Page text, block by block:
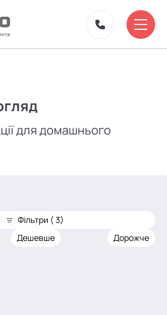
для домашнього
Фільтри ( 3)
Дешевше Дорожче